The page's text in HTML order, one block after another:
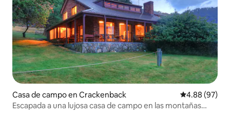
Casa de campo en Crackenback Calificación
4.88 (97)
Escapada a una lujosa casa de campo en las montañas